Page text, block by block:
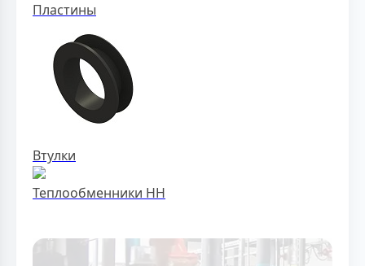
Пластины
Втулки
Теплообменники НН